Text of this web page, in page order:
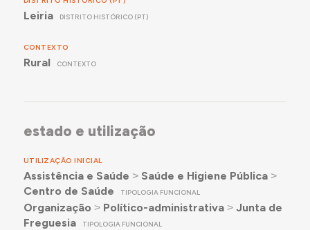
Leiria DISTRITO HISTÓRICO (PT)
CONTEXTO
Rural CONTEXTO
estado e utilização
UTILIZAÇÃO INICIAL
Assistência e Saúde ˃ Saúde e Higiene Pública˃
Centro de Saúde
TIPOLOGIA FUNCIONAL
Organização ˃ Político-administrativa˃ Junta de
Freguesia
TIPOLOGIA FUNCIONAL